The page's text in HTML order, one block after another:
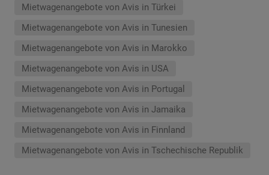
Mietwagenangebote von Avis in Türkei
Mietwagenangebote von Avis in Tunesien
Mietwagenangebote von Avis in Marokko
Mietwagenangebote von Avis in USA
Mietwagenangebote von Avis in Portugal
Mietwagenangebote von Avis in Jamaika
Mietwagenangebote von Avis in Finnland
Mietwagenangebote von Avis in Tschechische Republik